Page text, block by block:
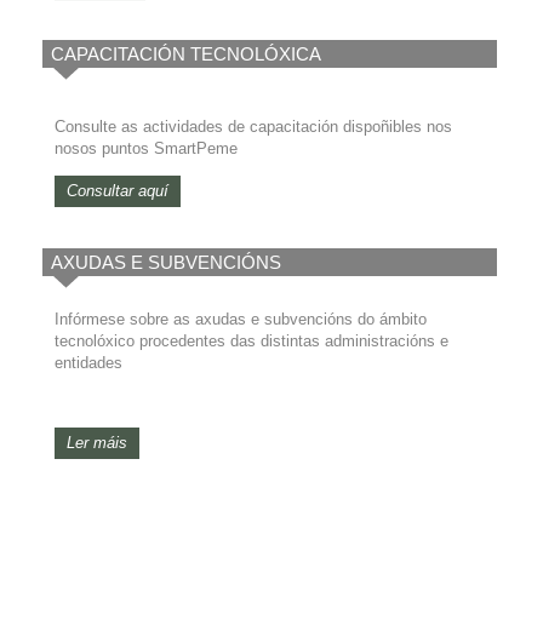
CAPACITACIÓN TECNOLÓXICA
Consulte as actividades de capacitación dispoñibles nos
nosos puntos SmartPeme
Consultar aquí
AXUDAS E SUBVENCIÓNS
Infórmese sobre as axudas e subvencións do ámbito
tecnolóxico procedentes das distintas administracións e
entidades
Ler máis